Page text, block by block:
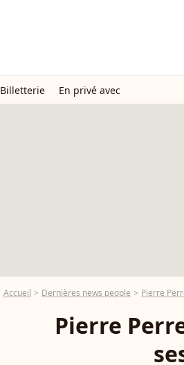
Billetterie En privé avec
Accueil Dernières news people Pierre
Pierre